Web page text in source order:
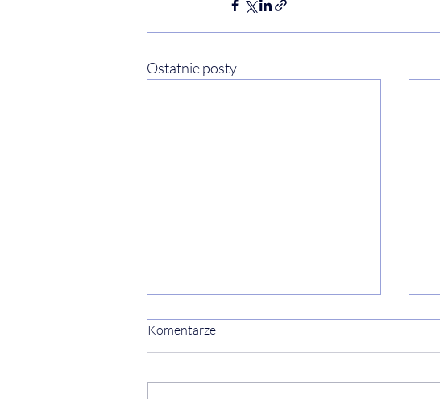
Ostatnie posty
Komentarze